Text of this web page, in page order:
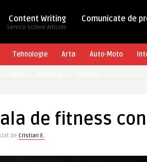
Content Writing
Servicii Scriere Articole
Comunicate de
Tehnologie Arta Auto-Moto
de fitness
de Cristian E.